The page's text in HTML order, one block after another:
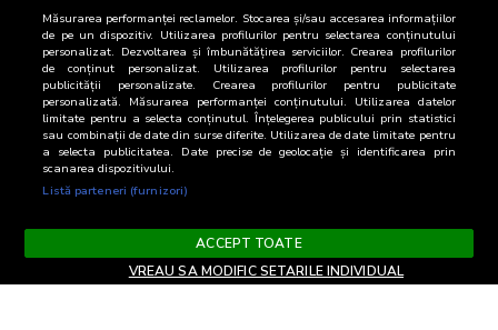
Măsurarea performanței reclamelor. Stocarea și/sau accesarea informațiilor
de pe un dispozitiv. Utilizarea profilurilor pentru selectarea conținutului
personalizat. Dezvoltarea și îmbunătățirea serviciilor. Crearea profilurilor
de conținut personalizat. Utilizarea profilurilor pentru selectarea
publicității personalizate. Crearea profilurilor pentru publicitate
personalizată. Măsurarea performanței conținutului. Utilizarea datelor
limitate pentru a selecta conținutul. Înțelegerea publicului prin statistici
sau combinații de date din surse diferite. Utilizarea de date limitate pentru
a selecta publicitatea. Date precise de geolocație și identificarea prin
scanarea dispozitivului.
Listă parteneri (furnizori)
ACCEPT TOATE
VREAU SA MODIFIC SETARILE INDIVIDUAL